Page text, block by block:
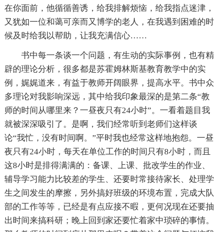
在你面前，他循循善诱，给我排解烦恼，给我指点迷津，
又犹如一位和蔼可亲而又博学的老人，在我遇到困难的时
候及时给我以帮助，让我充满信心……
书中每一条谈一个问题，有生动的实际事例，也有精
辟的理论分析，很多都是苏霍姆林斯基教育教学中的实
例，娓娓道来，有益于教师开阔眼界，提高水平。书中众
多理论对我影响深远，其中给我印象最深的是第二条“教
师的时间从哪里来？一昼夜只有24小时”。一看着题目我
就被深深吸引了。是啊，我们经常听到老师们这样谈
论“我忙，没有时间啊。”平时我也经常这样地抱怨。一昼
夜只有24小时，每天在单位工作的时间只有8小时，而且
这8小时是排得满满的：备课、上课、批改学生的作业、
辅导学习能力比较差的学生、还要时常接待家长、处理学
生之间发生的摩擦，另外搞好班级的环境布置，完成大队
部的工作等等，已经是有点应接不暇，更何况现在还要抽
出时间来搞科研；晚上回到家还要忙着家中琐碎的事情。